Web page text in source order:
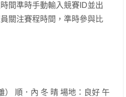
間準時手動輸入競賽ID並出
關注賽程時間，準時參與比
） 順．內 冬 晴 場地：良好 午